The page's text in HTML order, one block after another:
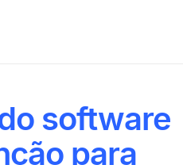
software
para